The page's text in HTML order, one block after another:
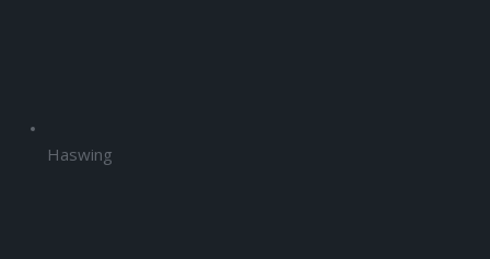
Haswing